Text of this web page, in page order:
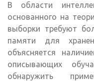
В области
основанного на
выборки требуют
памяти для
объясняется
описывающих
обнаружить